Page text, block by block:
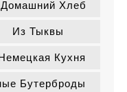
Домашний Хлеб
Из Тыквы
Кухня
Бутерброды